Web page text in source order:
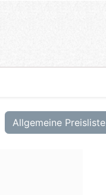
Allgemeine Preisliste